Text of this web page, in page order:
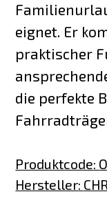
eignet. Er
praktischer
die perfekte
Produktcode:
Hersteller: